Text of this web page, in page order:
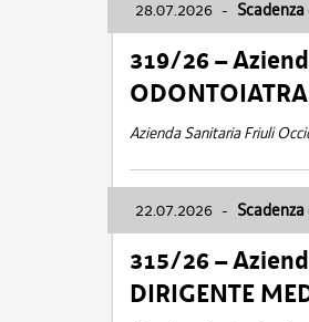
28.07.2026 -
319/26 –
ODONTOIATRA
Azienda Sanitaria Friuli
22.07.2026 -
315/26 –
DIRIGENTE